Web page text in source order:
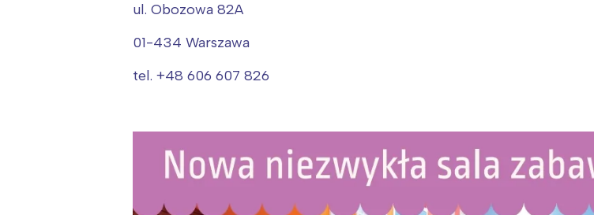
ul. Obozowa 82A
01-434 Warszawa
tel. +48 606 607 826